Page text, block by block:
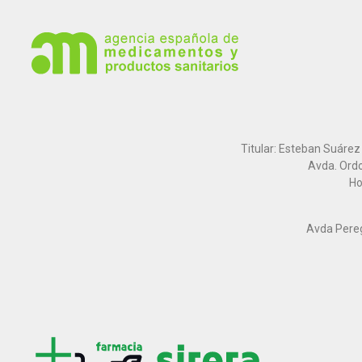
Titular: Esteban Suárez
Avda.
Avda